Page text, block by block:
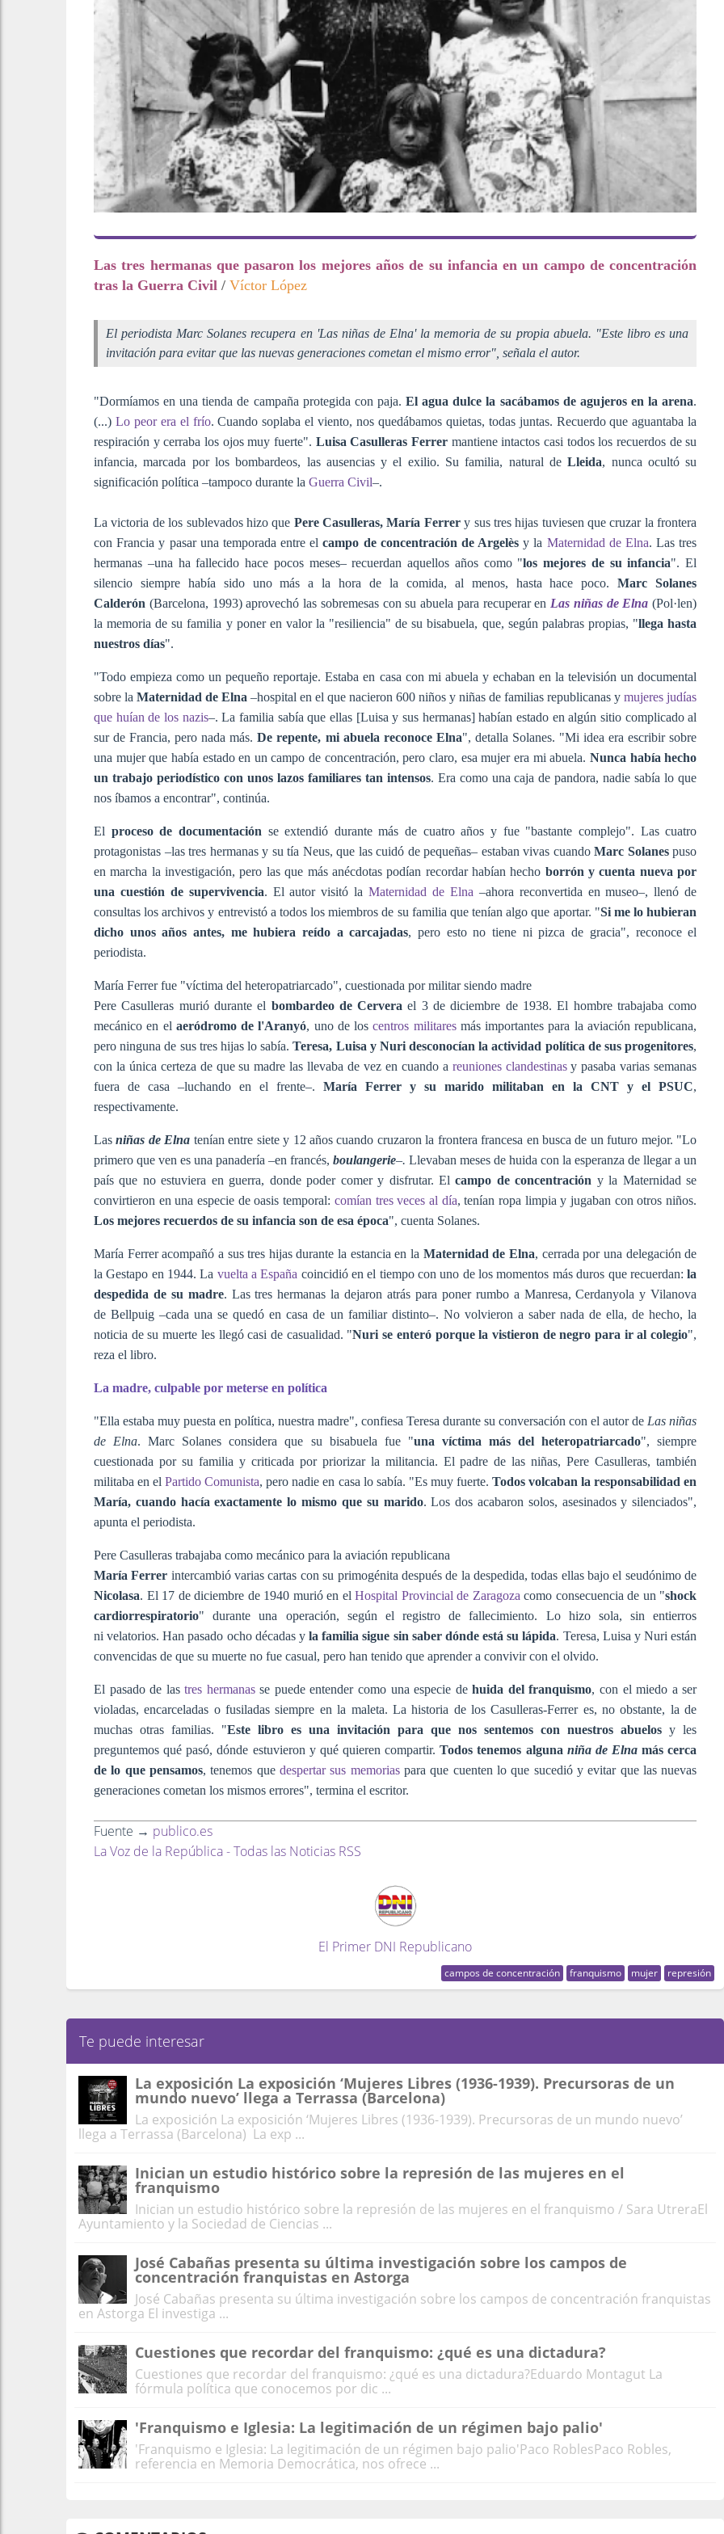
Las tres hermanas que pasaron los mejores años de su infancia en un campo de concentración
tras la Guerra Civil / Víctor López
El periodista Marc Solanes recupera en 'Las niñas de Elna' la memoria de su propia abuela. "Este libro es una
invitación para evitar que las nuevas generaciones cometan el mismo error", señala el autor.
"Dormíamos en una tienda de campaña protegida con paja.El agua dulce la sacábamos de agujeros en la arena.
(...) Lo peor era el frío. Cuando soplaba el viento, nos quedábamos quietas, todas juntas. Recuerdo que aguantaba la
respiración y cerraba los ojos muy fuerte". Luisa Casulleras Ferrermantiene intactos casi todos los recuerdos de su
infancia, marcada por los bombardeos, las ausencias y el exilio. Su familia, natural deLleida, nunca ocultó su
significación política –tampoco durante la Guerra Civil–.
La victoria de los sublevados hizo que Pere Casulleras, María Ferrery sus tres hijas tuviesen que cruzar la frontera
con Francia y pasar una temporada entre elcampo de concentración de Argelès y la Maternidad de Elna. Las tres
hermanas –una ha fallecido hace pocos meses– recuerdan aquellos años como "los mejores de su infancia". El
silencio siempre había sido uno más a la hora de la comida, al menos, hasta hace poco.Marc Solanes
Calderón (Barcelona, 1993) aprovechó las sobremesas con su abuela para recuperar en Las niñas de Elna (Pol·len)
la memoria de su familia y poner en valor la "resiliencia" de su bisabuela, que, según palabras propias, "llega hasta
nuestros días".
"Todo empieza como un pequeño reportaje. Estaba en casa con mi abuela y echaban en la televisión un documental
sobre laMaternidad de Elna –hospital en el que nacieron 600 niños y niñas de familias republicanas ymujeres judías
que huían de los nazis–. La familia sabía que ellas [Luisa y sus hermanas] habían estado en algún sitio complicado al
sur de Francia, pero nada más.De repente, mi abuela reconoce Elna", detalla Solanes. "Mi idea era escribir sobre
una mujer que había estado en un campo de concentración, pero claro, esa mujer era mi abuela. Nunca había hecho
un trabajo periodístico con unos lazos familiares tan intensos. Era como una caja de pandora, nadie sabía lo que
nos íbamos a encontrar", continúa.
El proceso de documentación se extendió durante más de cuatro años y fue "bastante complejo". Las cuatro
protagonistas –las tres hermanas y su tía Neus, que las cuidó de pequeñas– estaban vivas cuandoMarc Solanespuso
en marcha la investigación, pero las que más anécdotas podían recordar habían hecho borrón y cuenta nueva por
una cuestión de supervivencia. El autor visitó laMaternidad de Elna –ahora reconvertida en museo–, llenó de
consultas los archivos y entrevistó a todos los miembros de su familia que tenían algo que aportar. "Si me lo hubieran
dicho unos años antes, me hubiera reído a carcajadas, pero esto no tiene ni pizca de gracia", reconoce el
periodista.
María Ferrer fue "víctima del heteropatriarcado", cuestionada por militar siendo madre
Pere Casulleras murió durante el bombardeo de Cervera el 3 de diciembre de 1938. El hombre trabajaba como
mecánico en el aeródromo de l'Aranyó, uno de loscentros militaresmás importantes para la aviación republicana,
pero ninguna de sus tres hijas lo sabía.Teresa, Luisa y Nuri desconocían la actividad política de sus progenitores,
con la única certeza de que su madre las llevaba de vez en cuando a reuniones clandestinasy pasaba varias semanas
fuera de casa –luchando en el frente–.María Ferrer y su marido militaban en la CNT y el PSUC,
respectivamente.
Lasniñas de Elna tenían entre siete y 12 años cuando cruzaron la frontera francesa en busca de un futuro mejor. "Lo
primero que ven es una panadería –en francés,boulangerie–. Llevaban meses de huida con la esperanza de llegar a un
país que no estuviera en guerra, donde poder comer y disfrutar. Elcampo de concentración y la Maternidad se
convirtieron en una especie de oasis temporal: comían tres veces al día, tenían ropa limpia y jugaban con otros niños.
Los mejores recuerdos de su infancia son de esa época", cuenta Solanes.
María Ferrer acompañó a sus tres hijas durante la estancia en la Maternidad de Elna, cerrada por una delegación de
la Gestapo en 1944. La vuelta a España coincidió en el tiempo con uno de los momentos más duros que recuerdan:la
despedida de su madre. Las tres hermanas la dejaron atrás para poner rumbo a Manresa, Cerdanyola y Vilanova
de Bellpuig –cada una se quedó en casa de un familiar distinto–. No volvieron a saber nada de ella, de hecho, la
noticia de su muerte les llegó casi de casualidad. "Nuri se enteró porque la vistieron de negro para ir al colegio",
reza el libro.
La madre, culpable por meterse en política
"Ella estaba muy puesta en política, nuestra madre", confiesa Teresa durante su conversación con el autor de Las niñas
de Elna. Marc Solanes considera que su bisabuela fue "una víctima más del heteropatriarcado", siempre
cuestionada por su familia y criticada por priorizar la militancia. El padre de las niñas, Pere Casulleras, también
militaba en elPartido Comunista, pero nadie en casa lo sabía. "Es muy fuerte. Todos volcaban la responsabilidad en
María, cuando hacía exactamente lo mismo que su marido. Los dos acabaron solos, asesinados y silenciados",
apunta el periodista.
Pere Casulleras trabajaba como mecánico para la aviación republicana
María Ferrer intercambió varias cartas con su primogénita después de la despedida, todas ellas bajo el seudónimo de
Nicolasa. El 17 de diciembre de 1940 murió en elHospital Provincial de Zaragoza como consecuencia de un "shock
cardiorrespiratorio" durante una operación, según el registro de fallecimiento. Lo hizo sola, sin entierros
ni velatorios. Han pasado ocho décadas yla familia sigue sin saber dónde está su lápida. Teresa, Luisa y Nuri están
convencidas de que su muerte no fue casual, pero han tenido que aprender a convivir con el olvido.
El pasado de lastres hermanasse puede entender como una especie dehuida del franquismo, con el miedo a ser
violadas, encarceladas o fusiladas siempre en la maleta. La historia de los Casulleras-Ferrer es, no obstante, la de
muchas otras familias. "Este libro es una invitación para que nos sentemos con nuestros abuelos y les
preguntemos qué pasó, dónde estuvieron y qué quieren compartir.Todos tenemos alguna niña de Elnamás cerca
de lo que pensamos, tenemos que despertar sus memoriaspara que cuenten lo que sucedió y evitar que las nuevas
generaciones cometan los mismos errores", termina el escritor.
Fuente → publico.es
La Voz de la República - Todas las Noticias RSS
El Primer DNI Republicano
campos de concentración franquismo mujer represión
Te puede interesar
La exposición La exposición ‘Mujeres Libres (1936-1939). Precursoras de un
mundo nuevo’ llega a Terrassa (Barcelona)
La exposición La exposición ‘Mujeres Libres (1936-1939). Precursoras de un mundo nuevo’
llega a Terrassa (Barcelona) La exp ...
Inician un estudio histórico sobre la represión de las mujeres en el
franquismo
Inician un estudio histórico sobre la represión de las mujeres en el franquismo / Sara UtreraEl
Ayuntamiento y la Sociedad de Ciencias ...
José Cabañas presenta su última investigación sobre los campos de
concentración franquistas en Astorga
José Cabañas presenta su última investigación sobre los campos de concentración franquistas
en Astorga El investiga ...
Cuestiones que recordar del franquismo: ¿qué es una dictadura?
Cuestiones que recordar del franquismo: ¿qué es una dictadura?Eduardo Montagut La
fórmula política que conocemos por dic ...
'Franquismo e Iglesia: La legitimación de un régimen bajo palio'
'Franquismo e Iglesia: La legitimación de un régimen bajo palio'Paco RoblesPaco Robles,
referencia en Memoria Democrática, nos ofrece ...